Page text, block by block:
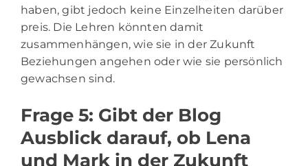
haben, gibt jedoch keine Einzelheiten darüber
preis. Die Lehren könnten damit
zusammenhängen, wie sie in der Zukunft
Beziehungen angehen oder wie sie persönlich
gewachsen sind.
Frage 5: Gibt der Blog
Ausblick darauf, ob Lena
und Mark in der Zukunft